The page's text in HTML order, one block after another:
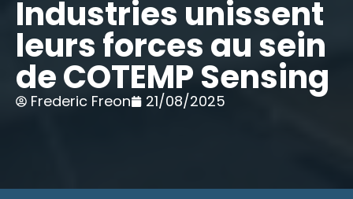
Industries unissent
leurs forces au sein
de COTEMP Sensing
Frederic Freon 21/08/2025